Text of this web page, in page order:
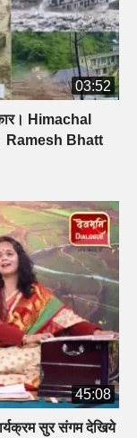
03:52
Himachal
Ramesh Bhatt
45:08
सुर संगम देखिये